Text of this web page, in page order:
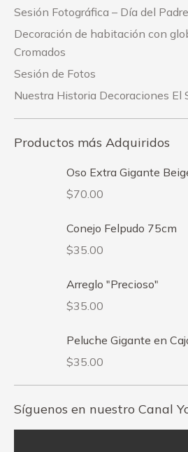
Sesión Fotográfica – Día del
Decoración de habitación con
Cromados
Sesión de Fotos
Nuestra Historia Decoraciones El
Productos más Adquiridos
Oso Extra Gigante
$70.00
Conejo Felpudo 75cm
$35.00
Arreglo "Precioso"
$35.00
Peluche Gigante en
$35.00
Síguenos en nuestro Canal